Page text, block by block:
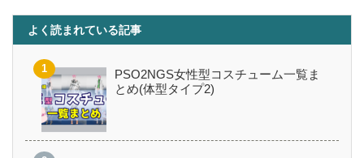
よく読まれている記事
PSO2NGS女性型コスチューム一覧ま
とめ(体型タイプ2)